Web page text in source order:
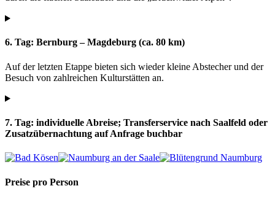
6. Tag: Bernburg – Magdeburg (ca. 80 km)
Auf der letzten Etappe bieten sich wieder kleine Abstecher und der
Besuch von zahlreichen Kulturstätten an.
7. Tag: individuelle Abreise; Transferservice nach Saalfeld oder
Zusatzübernachtung auf Anfrage buchbar
Preise pro Person